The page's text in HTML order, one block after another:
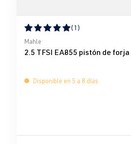
Calificación promedio de 5 de 5
(1)
Mahle
2.5 TFSI EA855 pistón de
Disponible en 5 a 8 días